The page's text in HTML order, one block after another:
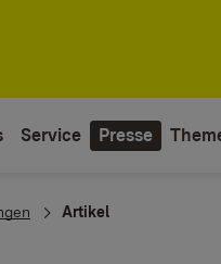
Service Presse
Artikel